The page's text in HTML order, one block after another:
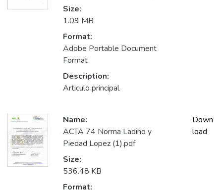
Size:
1.09 MB
Format:
Adobe Portable Document
Format
Description:
Articulo principal
Name:
ACTA 74 Norma Ladino y
Piedad Lopez (1).pdf
Size:
536.48 KB
Format:
Down
load